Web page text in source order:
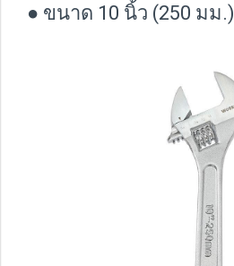
● ขนาด 10 นิ้ว (250 มม.)